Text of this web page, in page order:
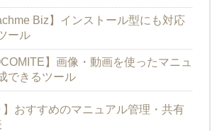
Biz】インストール型にも対応
ール
】画像・動画を使ったマニュ
できるツール
】おすすめのマニュアル管理・共有